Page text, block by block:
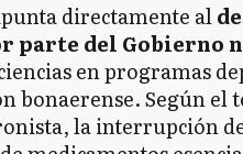
directamente al
parte del Gobierno
en programas
bonaerense. Según el
la interrupción